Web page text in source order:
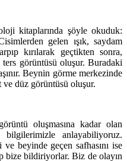
kitaplarında şöyle okuduk:
gelen ışık, saydam
kırılarak geçtikten sonra,
görüntüsü oluşur. Buradaki
Beynin görme merkezinde
düz görüntüsü oluşur.
oluşmasına kadar olan
bilgilerimizle anlayabiliyoruz.
beyinde geçen safhasını ise
bize bildiriyorlar. Biz de olayın